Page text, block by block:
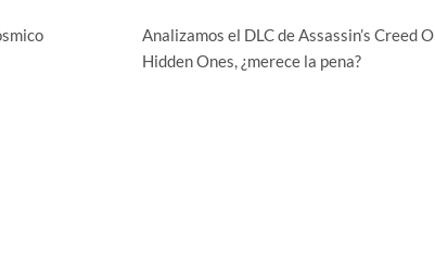
Analizamos el DLC de Assassin’s Creed
Hidden Ones, ¿merece la pena?